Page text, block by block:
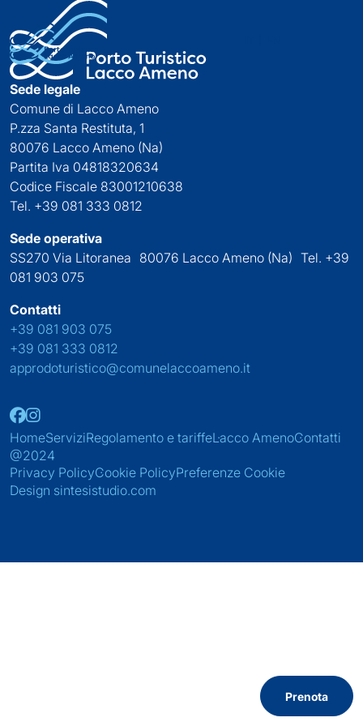
Prenota
Sede legale
Comune di Lacco Ameno
P.zza Santa Restituta, 1
80076 Lacco Ameno (Na)
Partita Iva 04818320634
Codice Fiscale 83001210638
Tel. +39 081 333 0812
Sede operativa
SS270 Via Litoranea 80076 Lacco Ameno (Na) Tel. +39
081 903 075
Contatti
+39 081 903 075
+39 081 333 0812
approdoturistico@comunelaccoameno.it
HomeServiziRegolamento e tariffeLacco AmenoContatti
@2024
Privacy PolicyCookie PolicyPreferenze Cookie
Design sintesistudio.com